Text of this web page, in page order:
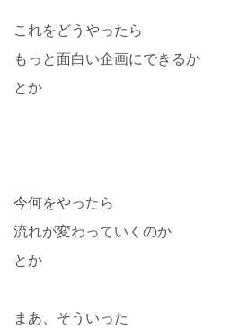
これをどうやったら
もっと面白い企画にできるか
とか
今何をやったら
流れが変わっていくのか
とか
まあ、そういった